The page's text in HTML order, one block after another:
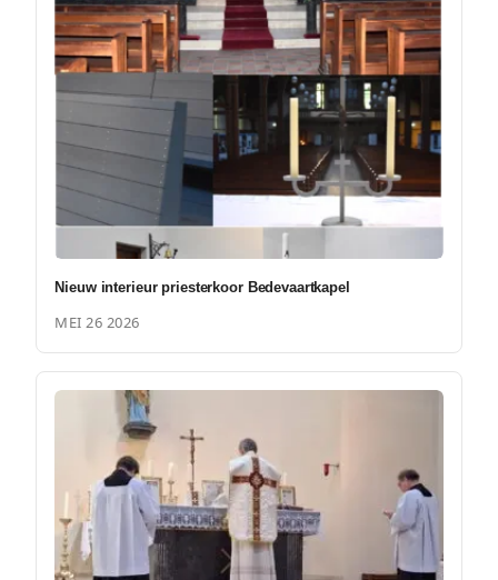
Nieuw interieur priesterkoor Bedevaartkapel
MEI 26 2026